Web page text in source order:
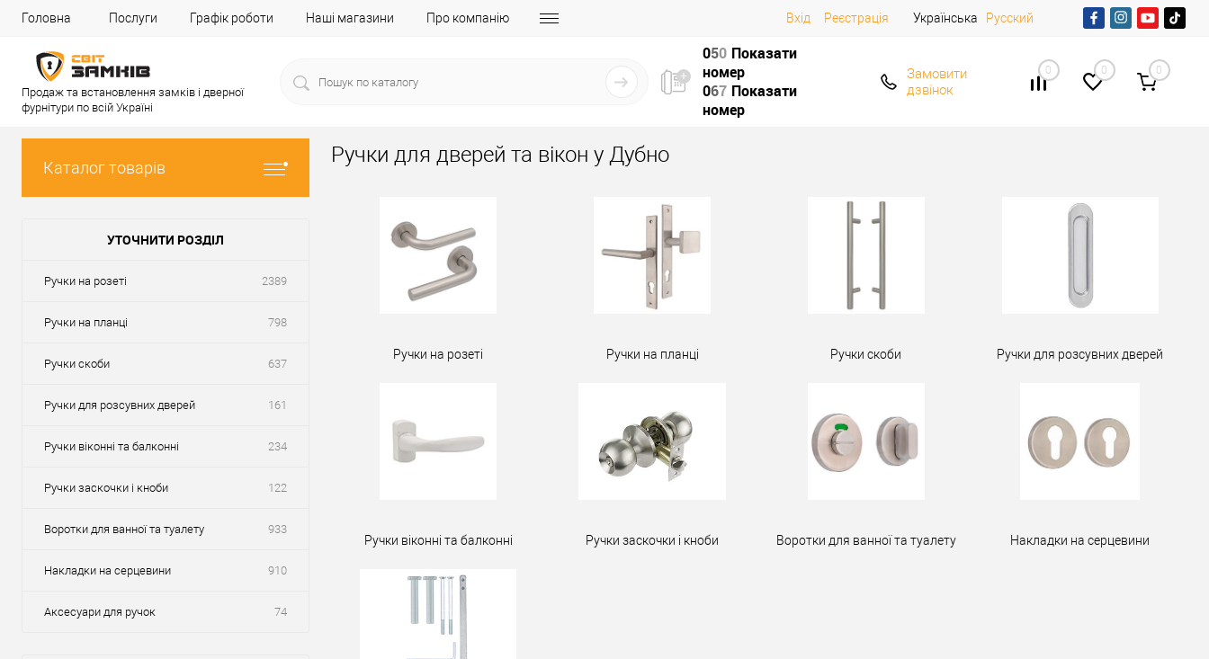
Головна Послуги Графік роботи Наші магазини Про компанію Вхід Реєстрація Українська Русский
Продаж та встановлення замків і дверної
фурнітури по всій Україні
050 Показати
номер
067 Показати
номер
Замовити
дзвінок
0 0 0
Каталог товарів
УТОЧНИТИ РОЗДІЛ
Ручки на розеті 2389
Ручки на планці 798
Ручки скоби 637
Ручки для розсувних дверей 161
Ручки віконні та балконні 234
Ручки заскочки і кноби 122
Воротки для ванної та туалету 933
Накладки на серцевини 910
Аксесуари для ручок 74
Ручки для дверей та вікон у Дубно
Ручки на розеті Ручки на планці Ручки скоби Ручки для розсувних дверей
Ручки віконні та балконні Ручки заскочки і кноби Воротки для ванної та туалету Накладки на серцевини